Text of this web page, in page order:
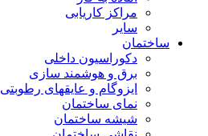
مراکز کاریابی
سایر
ساختمان
دکوراسیون داخلی
برق و هوشمند سازی
ایزوگام و عایقهای رطوبتی
نمای ساختمان
شیشه ساختمان